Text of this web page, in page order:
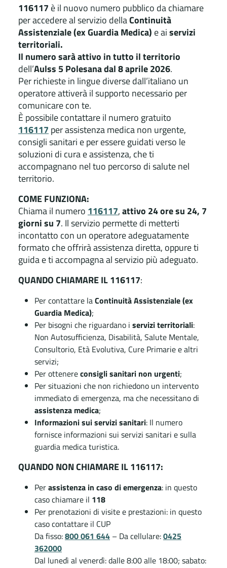
116117 è il nuovo numero pubblico da chiamare
per accedere al servizio dellaContinuità
Assistenziale (ex Guardia Medica) e aiservizi
territoriali.
Il numero sarà attivo in tutto il territorio
dell’Aulss 5 Polesana dal 8 aprile 2026.
Per richieste in lingue diverse dall’italiano un
operatore attiverà il supporto necessario per
comunicare con te.
È possibile contattare il numero gratuito
116117 per assistenza medica non urgente,
consigli sanitari e per essere guidati verso le
soluzioni di cura e assistenza, che ti
accompagnano nel tuo percorso di salute nel
territorio.
COME FUNZIONA:
Chiama il numero 116117,attivo 24 ore su 24, 7
giorni su 7. Il servizio permette di metterti
incontatto con un operatore adeguatamente
formato che offrirà assistenza diretta, oppure ti
guida e ti accompagna al servizio più adeguato.
QUANDO CHIAMARE IL 116117:
Per contattare laContinuità Assistenziale (ex
Guardia Medica);
Per bisogni che riguardano i servizi territoriali:
Non Autosufficienza, Disabilità, Salute Mentale,
Consultorio, Età Evolutiva, Cure Primarie e altri
servizi;
Per ottenereconsigli sanitari non urgenti;
Per situazioni che non richiedono un intervento
immediato di emergenza, ma che necessitano di
assistenza medica;
Informazioni sui servizi sanitari: Il numero
fornisce informazioni sui servizi sanitari e sulla
guardia medica turistica.
QUANDO NON CHIAMARE IL 116117:
Perassistenza in caso di emergenza: in questo
caso chiamare il 118
Per prenotazioni di visite e prestazioni: in questo
caso contattare il CUP
Da fisso:800 061 644 – Da cellulare:0425
362000
Dal lunedì al venerdì: dalle 8:00 alle 18:00; sabato: